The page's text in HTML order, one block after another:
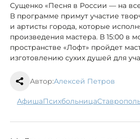
Сущенко «Песня в России — на
В программе примут участие
и артисты города, которые
произведения мастера. В 15:00 в
пространстве «Лофт» пройдет
изготовлению сухих душей для
Автор:Алексей Петров
афиша психбольница